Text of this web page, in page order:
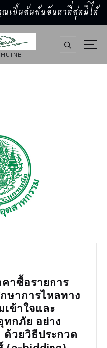
เป็นล้นพ้นอันหาที่สุดมิได้
าซื้อรายการ
ษาการไหลทาง
ข้าใจและ
ทกภัย อย่าง
ด้วยวิธีประกวด